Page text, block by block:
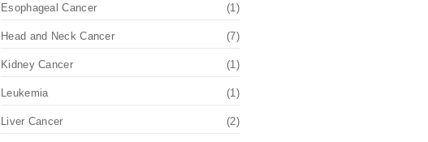
Esophageal Cancer (1)
Head and Neck Cancer (7)
Kidney Cancer (1)
Leukemia (1)
Liver Cancer (2)